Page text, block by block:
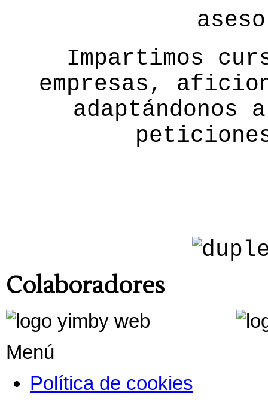
Impartimos
empresas,
adaptándonos
Colaboradores
Menú
Política de cookies